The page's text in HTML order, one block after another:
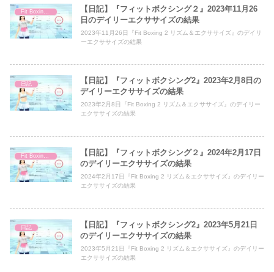
【日記】『フィットボクシング２』2023年11月26
日のデイリーエクササイズの結果
2023年11月26日『Fit Boxing 2 リズム＆エクササイズ』のデイリ
ーエクササイズの結果
日記
【日記】『フィットボクシング2』2023年2月8日の
デイリーエクササイズの結果
2023年2月8日『Fit Boxing 2 リズム＆エクササイズ』のデイリー
エクササイズの結果
【日記】『フィットボクシング２』2024年2月17日
のデイリーエクササイズの結果
2024年2月17日『Fit Boxing 2 リズム＆エクササイズ』のデイリー
エクササイズの結果
日記
【日記】『フィットボクシング2』2023年5月21日
のデイリーエクササイズの結果
2023年5月21日『Fit Boxing 2 リズム＆エクササイズ』のデイリー
エクササイズの結果